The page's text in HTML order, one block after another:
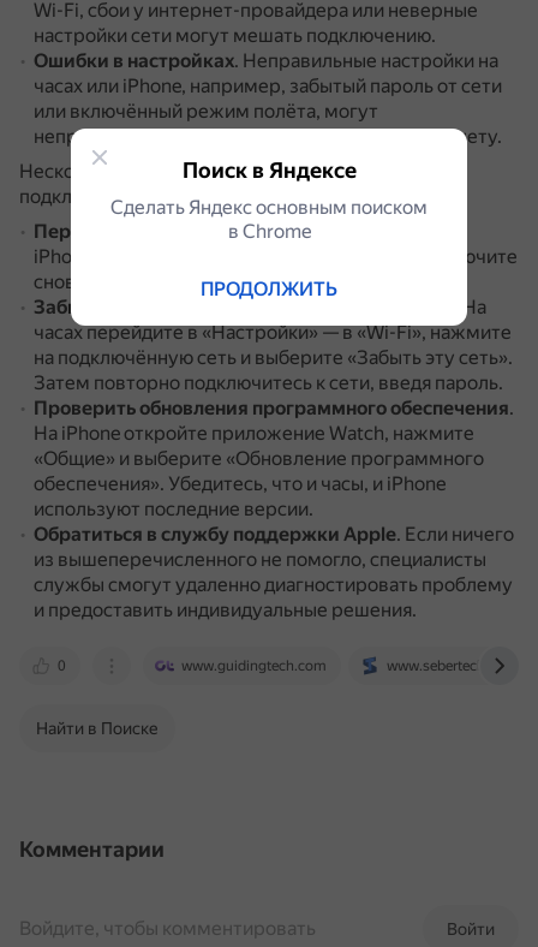
Wi-Fi, сбои у интернет-провайдера или неверные
настройки сети могут мешать подключению.
Ошибки в настройках. Неправильные настройки на
часах или iPhone, например, забытый пароль от сети
или включённый режим полёта, могут
непреднамеренно блокировать доступ к интернету.
Несколько способов решить проблему с
подключением Apple Watch к интернету:
Перезагрузить устройства.Выключите часы и
iPhone, подождите несколько секунд, затем включите
снова.
Забыть и повторно подключиться к сети Wi-Fi
На
часах перейдите в «Настройки» — в «Wi-Fi», нажмите
на подключённую сеть и выберите «Забыть эту сеть».
Затем повторно подключитесь к сети, введя пароль.
Проверить обновления программного обеспечения.
На iPhone откройте приложение Watch, нажмите
«Общие» и выберите «Обновление программного
обеспечения». Убедитесь, что и часы, и iPhone
используют последние версии.
Обратиться в службу поддержки Apple. Если ничего
из вышеперечисленного не помогло, специалисты
службы смогут удаленно диагностировать проблему
и предоставить индивидуальные решения.
0 www.guidingtech.com www.sebertech.com
Найти в Поиске
Комментарии
Войти
Войдите, чтобы комментировать
Поиск в Яндексе
Сделать Яндекс основным поиском
в Сhrome
ПРОДОЛЖИТЬ